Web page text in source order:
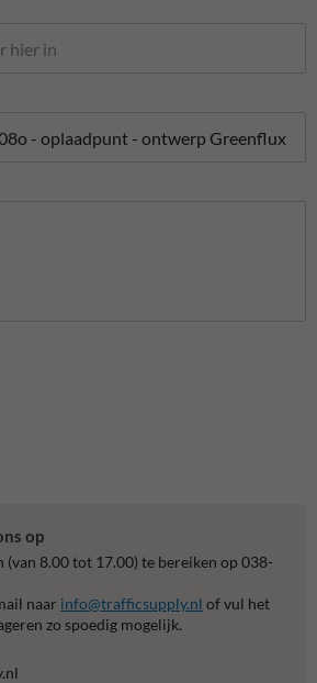
op
8.00 tot 17.00) te bereiken op 038-
naar info@trafficsupply.nl of vul het
zo spoedig mogelijk.